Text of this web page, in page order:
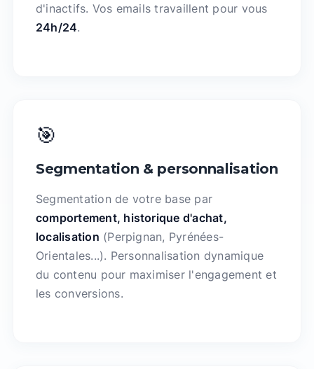
d'inactifs. Vos emails travaillent pour vous
24h/24.
🎯
Segmentation & personnalisation
Segmentation de votre base par
comportement, historique d'achat,
localisation (Perpignan, Pyrénées-
Orientales...). Personnalisation dynamique
du contenu pour maximiser l'engagement et
les conversions.